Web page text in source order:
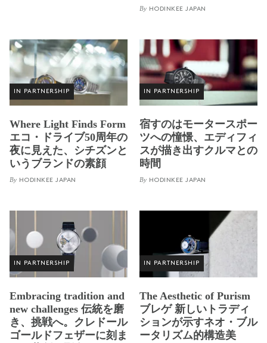
By HODINKEE JAPAN
IN PARTNERSHIP
Where Light Finds Form
エコ・ドライブ50周年の
夜に見えた、シチズンと
いうブランドの素顔
By HODINKEE JAPAN
IN PARTNERSHIP
宿すのはモータースポー
ツへの憧憬、エディフィ
スが描き出すクルマとの
時間
By HODINKEE JAPAN
IN PARTNERSHIP
Embracing tradition and
new challenges 伝統を磨
き、挑戦へ。クレドール
ゴールドフェザーに刻ま
IN PARTNERSHIP
The Aesthetic of Purism
ブレゲ 新しいトラディ
ションが示すネオ・ブル
ータリズム的構造美